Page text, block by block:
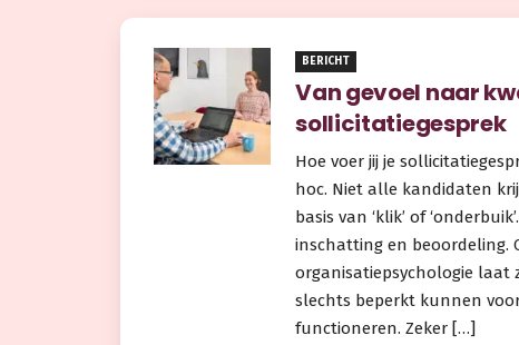
BERICHT
Van gevoel naar
sollicitatiegesprek
Hoe voer jij je
hoc. Niet alle kandidaten
basis van ‘klik’ of
inschatting en beoordeling.
organisatiepsychologie laat
slechts beperkt kunnen
functioneren. Zeker […]